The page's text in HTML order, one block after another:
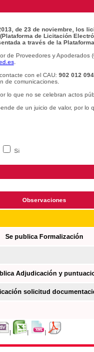
de 23 de noviembre, los
de Licitación
a través de la
de Proveedores y Apoderados
.
con el CAU: 902 012 094
de comunicaciones.
lo que no se celebran actos
de un juicio de valor, por lo
Si
Observaciones
Se publica Formalización
Adjudicación y
solicitud
| | |